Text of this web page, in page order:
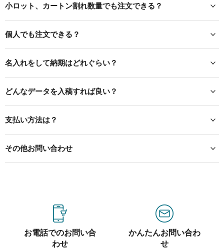
小ロット、カートン割れ数量でも注文できる？
個人でも注文できる？
名入れをして納期はどれぐらい？
どんなデータを入稿すれば良い？
支払い方法は？
その他お問い合わせ
お電話でのお問い合
わせ
かんたんお問い合わ
せ